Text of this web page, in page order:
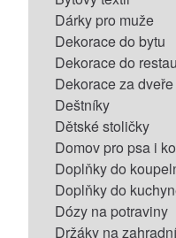
Dárky pro muže
Dekorace do bytu
Dekorace do
Dekorace za dveře
Deštníky
Dětské stoličky
Domov pro psa i
Doplňky do
Doplňky do
Dózy na potraviny
Držáky na